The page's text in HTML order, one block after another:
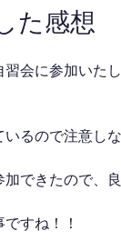
た感想
会に参加いた
るので注意し
できたので、
すね！！